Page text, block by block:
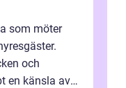
som möter
och
en känsla av